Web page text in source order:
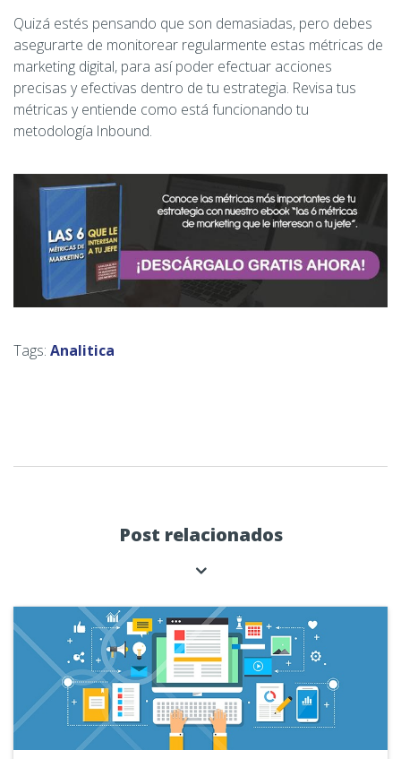
Quizá estés pensando que son demasiadas, pero debes
asegurarte de monitorear regularmente estas métricas de
marketing digital, para así poder efectuar acciones
precisas y efectivas dentro de tu estrategia. Revisa tus
métricas y entiende como está funcionando tu
metodología Inbound.
Tags: Analitica
Post relacionados